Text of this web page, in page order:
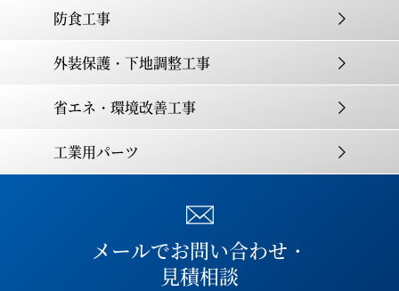
施工動画
カタログPDFはこちら
施工動画
防食工事
外装保護・下地調整工事
省エネ・環境改善工事
工業用パーツ
メールでお問い合わせ・
見積相談